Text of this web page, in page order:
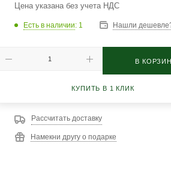
Цена указана без учета НДС
Есть в наличии: 1 Нашли
В
КУПИТЬ В 1 КЛИК
Рассчитать доставку
Намекни другу о подарке